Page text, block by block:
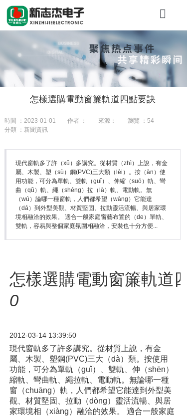
關於
產品
聯（
怎樣選購電動窗簾軌道四點要訣
時間 ：2023-01-01 作者 ： 來源： 瀏覽 ：54
分類 ：新聞資訊
現代窗軌多了許（xǔ）多講究。從材質（zhì）上說，有金
屬、木製、塑（sù）鋼(PVC)三大類（lèi）。按（àn）使
用功能，可分為單軌、雙軌（guǐ）、伸縮（suō）軌、彎
曲（qǔ）軌、繩（shéng）拉（lā）軌、電動軌。無
（wú）論哪一種窗軌，人們都希望（wàng）它能達
（dá）到外型美觀、材質堅固、拉動靈活流暢、與居家環
境相融洽的效果。 適合一般家庭窗藝布置的（de）單軌、
雙軌，容易與整個家庭氛圍相融洽，安裝也十分方便...
怎樣選購電動窗簾軌道
0
2012-03-14 13:39:50
現代窗軌多了許多講究。從材質上說，有金
屬、木製、塑鋼(PVC)三大（dà）類。按使用
功能，可分為單軌（guǐ）、雙軌、伸（shēn）
縮軌、彎曲軌、繩拉軌、電動軌。無論哪一種
窗（chuāng）軌，人們都希望它能達到外型美
觀、材質堅固、拉動（dòng）靈活流暢、與居
家環境相（xiàng）融洽的效果。 適合一般家庭